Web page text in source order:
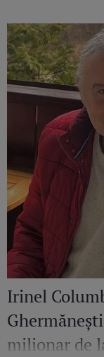
Irinel
milionar de